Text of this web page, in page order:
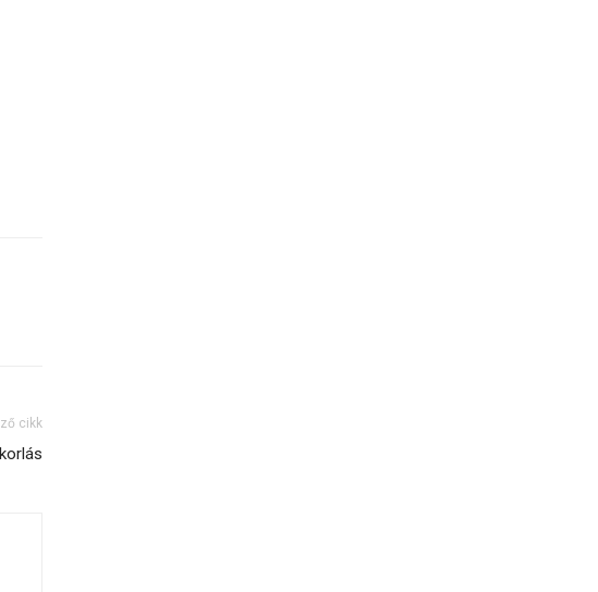
cikk